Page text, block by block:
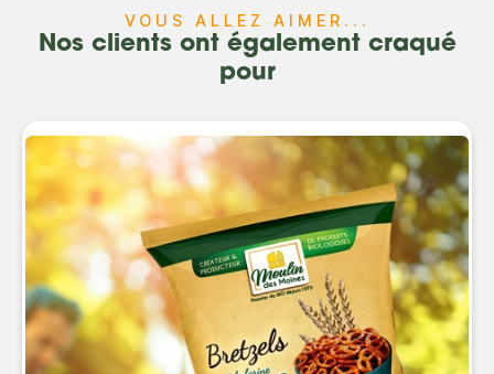
VOUS ALLEZ AIMER...
Nos clients ont également craqué
pour